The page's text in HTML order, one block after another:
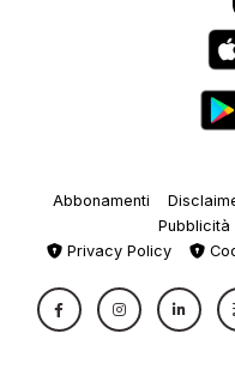
Abbonamenti
Pubblicità
Privacy Policy